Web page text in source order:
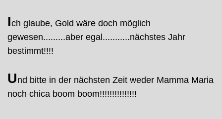
Ich glaube, Gold wäre doch möglich
gewesen.........aber egal...........nächstes Jahr
bestimmt!!!!
Und bitte in der nächsten Zeit weder Mamma Maria
noch chica boom boom!!!!!!!!!!!!!!!